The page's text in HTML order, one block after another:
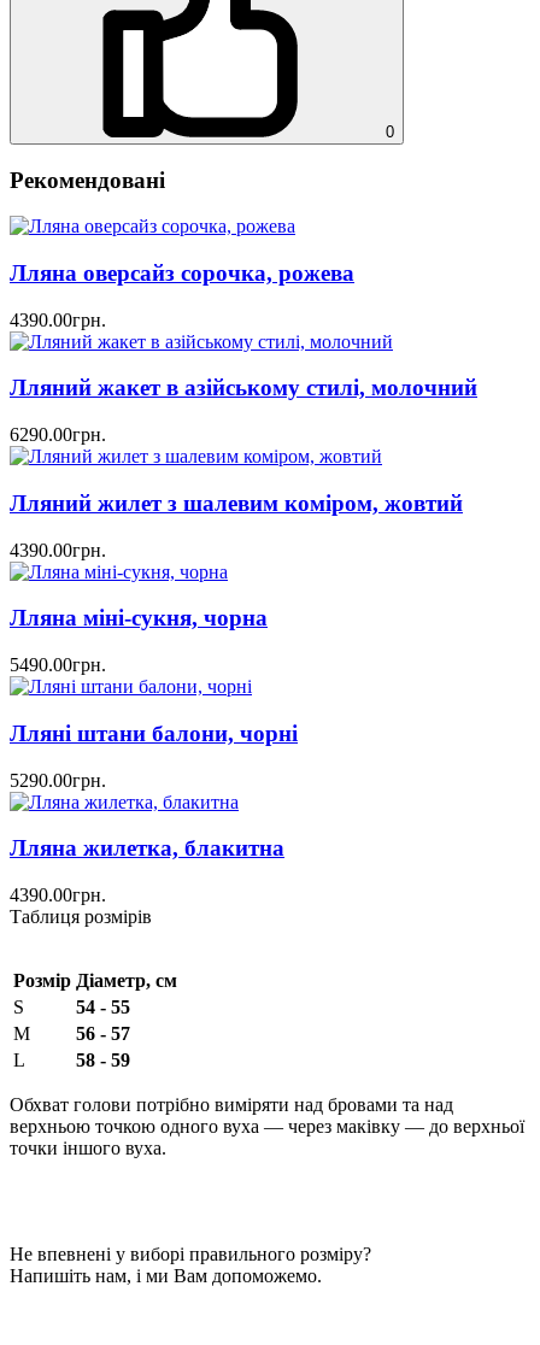
0
Рекомендовані
Лляна оверсайз сорочка, рожева
4390.00грн.
Лляний жакет в азійському стилі, молочний
6290.00грн.
Лляний жилет з шалевим коміром, жовтий
4390.00грн.
Лляна міні-сукня, чорна
5490.00грн.
Лляні штани балони, чорні
5290.00грн.
Лляна жилетка, блакитна
4390.00грн.
Таблиця розмірів
Розмір Діаметр, см
S
54 - 55
M
56 - 57
L
58 - 59
Обхват голови потрібно виміряти над бровами та над
верхньою точкою одного вуха — через маківку — до верхньої
точки іншого вуха.
Не впевнені у виборі правильного розміру?
Напишіть нам, і ми Вам допоможемо.